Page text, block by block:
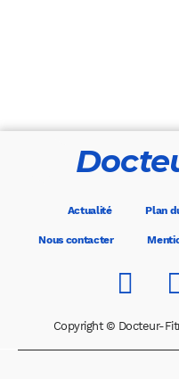
Actualité Plan
Nous contacter
Copyright © Docteur-